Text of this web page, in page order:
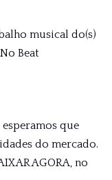
musical do(s)
Beat
que
do mercado.
AGORA, no